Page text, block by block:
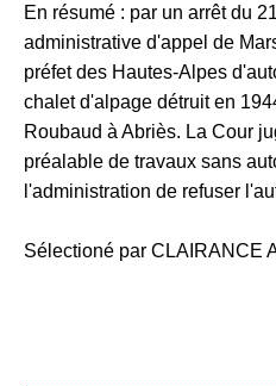
En résumé : par un arrêt du
administrative d'appel de
préfet des Hautes-Alpes
chalet d'alpage détruit en
Roubaud à Abriès. La Cour
préalable de travaux sans
l'administration de refuser
Sélectioné par CLAIRANCE